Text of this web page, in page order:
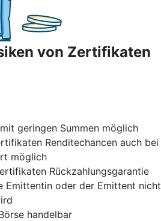
von Zertifikaten
geringen Summen möglich
Renditechancen auch bei
möglich
Rückzahlungsgarantie
Emittentin oder der Emittent nicht
handelbar